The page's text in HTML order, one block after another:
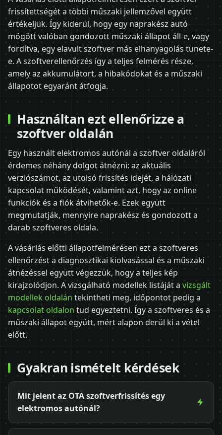
frissítettségét a többi műszaki jellemzővel együtt
értékeljük. Így kiderül, hogy egy naprakész autó
mögött valóban gondozott műszaki állapot áll-e, vagy
fordítva, egy elavult szoftver más elhanyagolás tünete-
e. A szoftverellenőrzés így a teljes felmérés része,
amely az akkumulátort, a hibakódokat és a műszaki
állapotot egyaránt átfogja.
Használtan ezt ellenőrizze a
szoftver oldalán
Egy használt elektromos autónál a szoftver oldaláról
érdemes néhány dolgot átnézni: az aktuális
verziószámot, az utolsó frissítés idejét, a hálózati
kapcsolat működését, valamint azt, hogy az online
funkciók és a fiók átvihetők-e. Ezek együtt
megmutatják, mennyire naprakész és gondozott a
darab szoftveres oldala.
A vásárlás előtti állapotfelmérésen ezt a szoftveres
ellenőrzést a diagnosztikai kiolvasással és a műszaki
átnézéssel együtt végezzük, hogy a teljes kép
kirajzolódjon. A vizsgálható modellek listáját a vizsgált
modellek oldalán tekintheti meg, időpontot pedig a
kapcsolat oldalon tud egyeztetni. Így a szoftveres és a
műszaki állapot együtt, mért alapon derül ki a vétel
előtt.
Gyakran ismételt kérdések
Mit jelent az OTA szoftverfrissítés egy
elektromos autónál?